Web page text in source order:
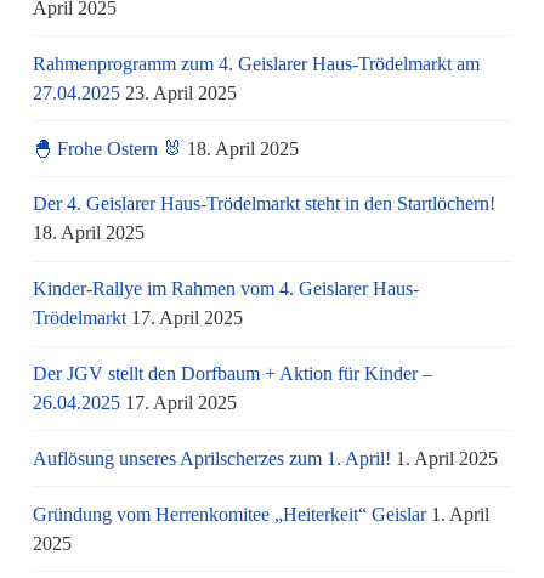
April 2025
Rahmenprogramm zum 4. Geislarer Haus-Trödelmarkt am
27.04.2025 23. April 2025
🐣 Frohe Ostern 🐰 18. April 2025
Der 4. Geislarer Haus-Trödelmarkt steht in den Startlöchern!
18. April 2025
Kinder-Rallye im Rahmen vom 4. Geislarer Haus-
Trödelmarkt 17. April 2025
Der JGV stellt den Dorfbaum + Aktion für Kinder –
26.04.2025 17. April 2025
Auflösung unseres Aprilscherzes zum 1. April! 1. April 2025
Gründung vom Herrenkomitee „Heiterkeit“ Geislar 1. April
2025